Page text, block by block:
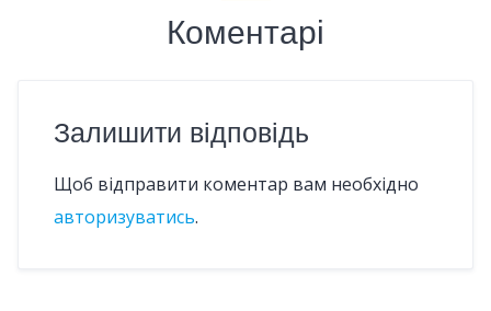
Коментарі
Залишити відповідь
Щоб відправити коментар вам необхідно
авторизуватись.